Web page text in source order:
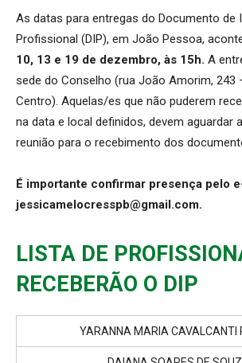
As datas para entregas do Documento de
Profissional (DIP), em João Pessoa,
10, 13 e 19 de dezembro, às 15h. A
sede do Conselho (rua João Amorim, 243
Centro). Aquelas/es que não puderem
na data e local definidos, devem aguardar
reunião para o recebimento dos
É importante confirmar presença pelo
jessicamelocresspb@gmail.com.
LISTA DE
RECEBERÃO O DIP
YARANNA MARIA CAVALCANTI